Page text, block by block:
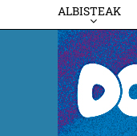
ALBISTEAK